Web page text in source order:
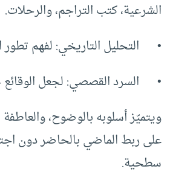
الشرعية، كتب التراجم، والرحلات.
• التحليل التاريخي: لفهم تطور
• السرد القصصي: لجعل الوقائع
ويتميّز أسلوبه بالوضوح، والعاطفة
على ربط الماضي بالحاضر دون
سطحية.